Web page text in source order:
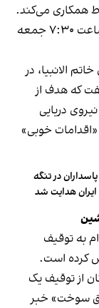
همکاری می‌کند.
بر اساس اعلام سپاه پاسداران، این نفتکش ساعت ۷:۳۰ جمعه
الانبیا، در
که هدف از
دریایی
خوبی»
در تنگه
هدایت شد
به توقیف
کرده است.
از توقیف یک
سوخت»خبر